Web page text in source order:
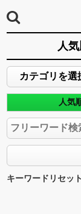
人
人気
キーワードリセット